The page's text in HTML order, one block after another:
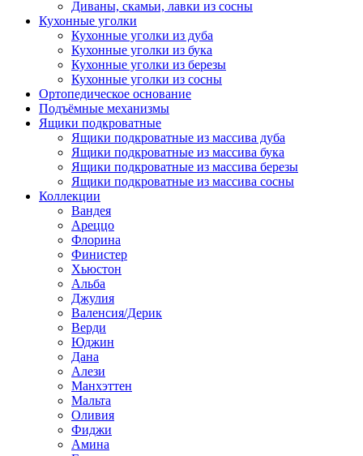
Диваны, скамьи, лавки из сосны
Кухонные уголки
Кухонные уголки из дуба
Кухонные уголки из бука
Кухонные уголки из березы
Кухонные уголки из сосны
Ортопедическое основание
Подъёмные механизмы
Ящики подкроватные
Ящики подкроватные из массива дуба
Ящики подкроватные из массива бука
Ящики подкроватные из массива березы
Ящики подкроватные из массива сосны
Коллекции
Вандея
Ареццо
Флорина
Финистер
Хьюстон
Альба
Джулия
Валенсия/Дерик
Верди
Юджин
Дана
Алези
Манхэттен
Мальта
Оливия
Фиджи
Амина